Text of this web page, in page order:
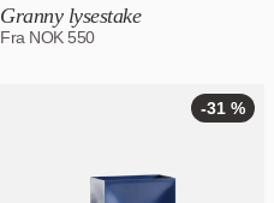
Granny lysestake
Fra NOK 550
-31 %